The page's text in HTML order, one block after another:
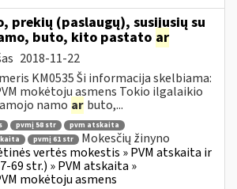
prekių (paslaugų), susijusių su
buto, kito pastato ar
2018-11-22
KM0535 Ši informacija skelbiama:
mokėtoju asmens Tokio ilgalaikio
namo ar buto,...
pvmį 58 str
pvm atskaita
pvmį 61 str
Mokesčių žinyno
vertės mokestis » PVM atskaita ir
69 str.) » PVM atskaita »
mokėtoju asmens